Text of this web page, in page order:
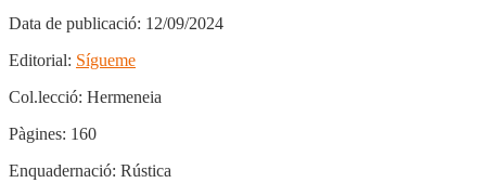
Data de publicació: 12/09/2024
Editorial: Sígueme
Col.lecció: Hermeneia
Pàgines: 160
Enquadernació: Rústica